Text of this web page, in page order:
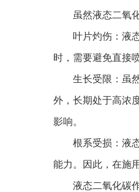
虽然液态二氧化
叶片灼伤：液态
时，需要避免直接
生长受限：虽然
外，长期处于高浓
影响。
根系受损：液态
能力。因此，在施
液态二氧化碳作